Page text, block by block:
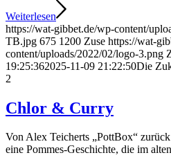
Weiterlesen
https://wat-gibbet.de/wp-content/
TB.jpg 675 1200 Zuse https://wat-
content/uploads/2022/02/logo-3.png
19:25:362025-11-09 21:22:50Die
2
Chlor & Curry
Von Alex Teicherts „PottBox“
eine Pommes-Geschichte, die im